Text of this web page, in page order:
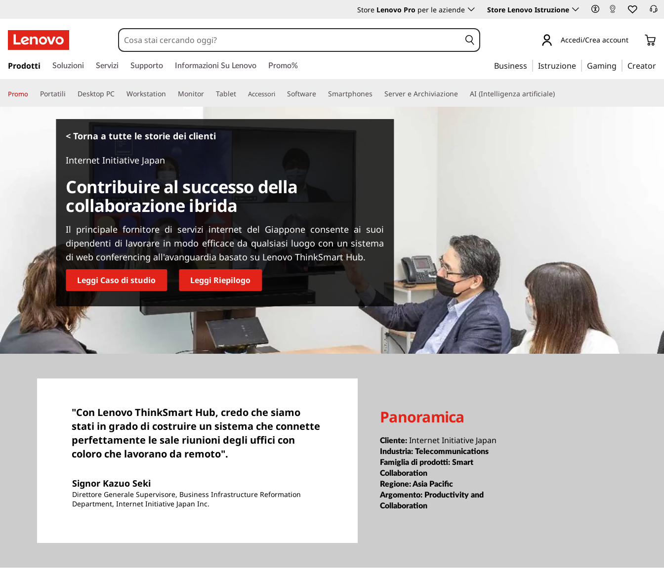
Store Lenovo Pro per le aziende Store Lenovo Istruzione
a
a
Accedi/Crea account
Prodotti Soluzioni Servizi Supporto Informazioni Su Lenovo Promo% Business Istruzione Gaming Creator
Promo Portatili Desktop PC Workstation Monitor Tablet Accessori Software Smartphones Server e Archiviazione AI (Intelligenza artificiale)
< Torna a tutte le storie dei clienti
Internet Initiative Japan
Contribuire al successo della
collaborazione ibrida
Il principale fornitore di servizi internet del Giappone consente ai suoi
dipendenti di lavorare in modo efficace da qualsiasi luogo con un sistema
di web conferencing all'avanguardia basato su Lenovo ThinkSmart Hub.
Leggi Caso di studio Leggi Riepilogo
"Con Lenovo ThinkSmart Hub, credo che siamo
stati in grado di costruire un sistema che connette
perfettamente le sale riunioni degli uffici con
coloro che lavorano da remoto".
Signor Kazuo Seki
Direttore Generale Supervisore, Business Infrastructure Reformation
Department, Internet Initiative Japan Inc.
Panoramica
Cliente:Internet Initiative Japan
Industria:Telecommunications
Famiglia di prodotti:Smart
Collaboration
Regione:Asia Pacific
Argomento: Productivity and
Collaboration